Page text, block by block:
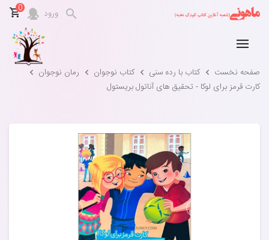
ورود 0
صفحه نخست کتاب با رده سنی کتاب نوجوان
رمان نوجوان
کارت قرمز برای لوکا - تحقیق های آناتول بریستول